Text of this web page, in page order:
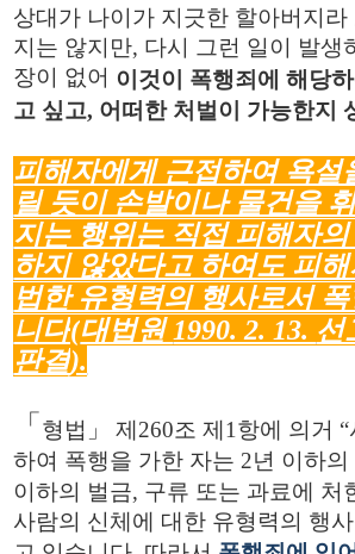
상대가 나이가 지긋한 할아버지라
지는 않지만, 다시 그런 일이 발생
장이 없어 이것이 폭행죄에 해당
고 싶고, 어떠한 처벌이 가능한지
피해자에게 근접하여 욕설
릴 듯이 손발이나 물건을
지는 행위는 직접 피해자
하지 않았다고 하여도 피
법한 유형력의 행사로서
니다(대법원 1990. 2. 13. 선
판결).
「 형법 」제 260조 제 1 항에 의거 “
하여 폭행을 가한 자는 2년 이하의
이하의 벌금, 구류 또는 과료에 처
사람의 신체에 대한 유형력의 행